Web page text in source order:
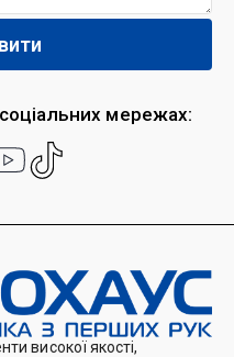
мережах:
високої якості,